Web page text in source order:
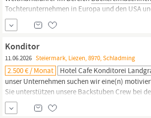
Tochterunternehmen in Europa und den USA
folgenden Lehrberuf in Graz an:
MASCHINENBAUTECHNIK (M/W/D) Deine
und rechner­gestützten Werkzeugmaschinen und
verantwortlich für das
Konditor
11.06.2026 Steiermark, Liezen, 8970, Schladming
2.500 € / Monat Hotel Cafe Konditorei
unser Unternehmen suchen wir eine(n)
Sie unterstützen unsere Backstuben Crew bei
Präsentation sämtlicher Speisen. Wir bieten
abwechslungsreiche und herausfordernde